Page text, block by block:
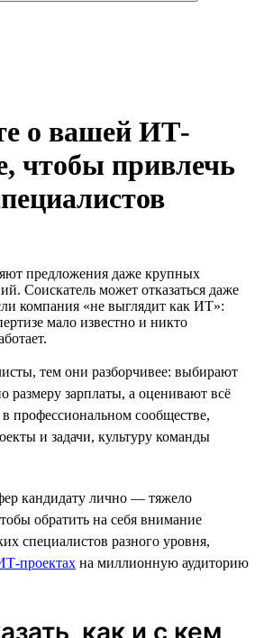
о вашей ИТ-
чтобы привлечь
предложения даже крупных
Соискатель может отказаться даже
компания «не выглядит как ИТ»:
мало известно и никто
тем они разборчивее: выбирают
размеру зарплаты, а оценивают всё
профессиональном сообществе,
и задачи, культуру команды
кандидату лично — тяжело
обратить на себя внимание
специалистов разного уровня,
проектах на миллионную аудиторию
как и с кем